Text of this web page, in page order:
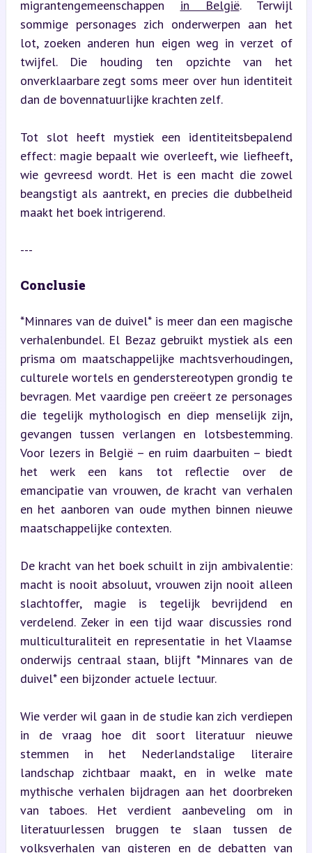
migrantengemeenschappen in België. Terwijl
sommige personages zich onderwerpen aan het
lot, zoeken anderen hun eigen weg in verzet of
twijfel. Die houding ten opzichte van het
onverklaarbare zegt soms meer over hun identiteit
dan de bovennatuurlijke krachten zelf.
Tot slot heeft mystiek een identiteitsbepalend
effect: magie bepaalt wie overleeft, wie liefheeft,
wie gevreesd wordt. Het is een macht die zowel
beangstigt als aantrekt, en precies die dubbelheid
maakt het boek intrigerend.
---
Conclusie
*Minnares van de duivel* is meer dan een magische
verhalenbundel. El Bezaz gebruikt mystiek als een
prisma om maatschappelijke machtsverhoudingen,
culturele wortels en genderstereotypen grondig te
bevragen. Met vaardige pen creëert ze personages
die tegelijk mythologisch en diep menselijk zijn,
gevangen tussen verlangen en lotsbestemming.
Voor lezers in België – en ruim daarbuiten – biedt
het werk een kans tot reflectie over de
emancipatie van vrouwen, de kracht van verhalen
en het aanboren van oude mythen binnen nieuwe
maatschappelijke contexten.
De kracht van het boek schuilt in zijn ambivalentie:
macht is nooit absoluut, vrouwen zijn nooit alleen
slachtoffer, magie is tegelijk bevrijdend en
verdelend. Zeker in een tijd waar discussies rond
multiculturaliteit en representatie in het Vlaamse
onderwijs centraal staan, blijft *Minnares van de
duivel* een bijzonder actuele lectuur.
Wie verder wil gaan in de studie kan zich verdiepen
in de vraag hoe dit soort literatuur nieuwe
stemmen in het Nederlandstalige literaire
landschap zichtbaar maakt, en in welke mate
mythische verhalen bijdragen aan het doorbreken
van taboes. Het verdient aanbeveling om in
literatuurlessen bruggen te slaan tussen de
volksverhalen van gisteren en de debatten van